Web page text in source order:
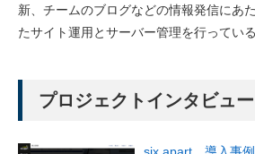
新、チームのブログなどの情報発信にあ
たサイト運用とサーバー管理を行っている
プロジェクトインタビュー